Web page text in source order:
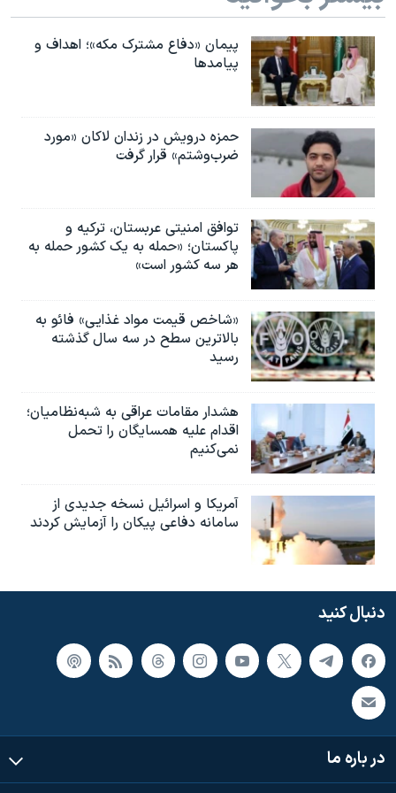
نرگس محمدی برنده جایزه نوبل صلح
همایش محافظه‌کاران آمریکا «سی‌پک»
صفحه‌های ویژه
سفر پرزیدنت ترامپ به چین
پیمان «دفاع مشترک مکه»؛ اهداف و
پیامدها
حمزه درویش در زندان لاکان «مورد
ضرب‌وشتم» قرار گرفت
توافق امنیتی عربستان، ترکیه و
پاکستان؛ «حمله به یک کشور حمله به
هر سه کشور است»
«شاخص قیمت مواد غذایی» فائو به
بالاترین سطح در سه سال گذشته
رسید
هشدار مقامات عراقی به شبه‌نظامیان؛
اقدام علیه همسایگان را تحمل
نمی‌کنیم
آمریکا و اسرائیل نسخه جدیدی از
سامانه دفاعی پیکان را آزمایش کردند
دنبال کنید
در باره ما